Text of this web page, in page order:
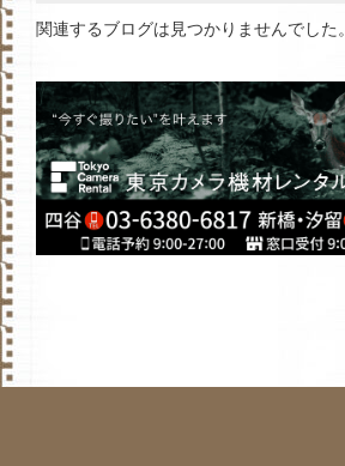
関連するブログは見つかりませんでした。